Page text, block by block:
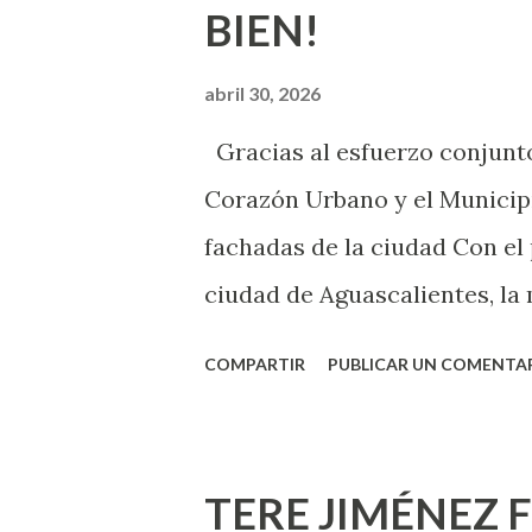
nuevo que aprender y
como cualquier persona
cuando ambas partes son
BIEN!
abril 30, 2026
Gracias al esfuerzo
Corazón Urbano y el
fachadas de la ciudad Con
ciudad de Aguascalientes, la
Estado, la Fundación
COMPARTIR PUBLICAR UN
TERE JIMÉNEZ